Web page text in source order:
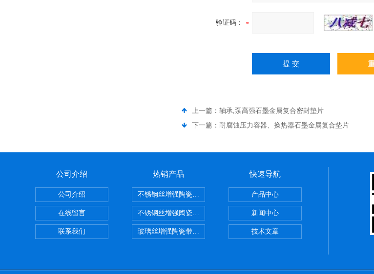
验证码：
上一篇： 轴承,泵高强石墨金属复合密封垫片
下一篇： 耐腐蚀压力容器、换热器石墨金属复合垫片
公司介绍
公司介绍
在线留言
联系我们
热销产品
不锈钢丝增强陶瓷纤维布，陶瓷布用途
不锈钢丝增强陶瓷纤维布应用范围
玻璃丝增强陶瓷带，硅酸铝纤维带供应商
快速导航
产品中心
新闻中心
技术文章